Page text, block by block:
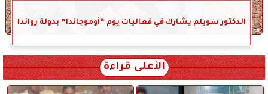
الدكتور سويلم يشارك في فعاليات يوم “أوموجاندا” بدولة رواندا
الأعلى قراءة